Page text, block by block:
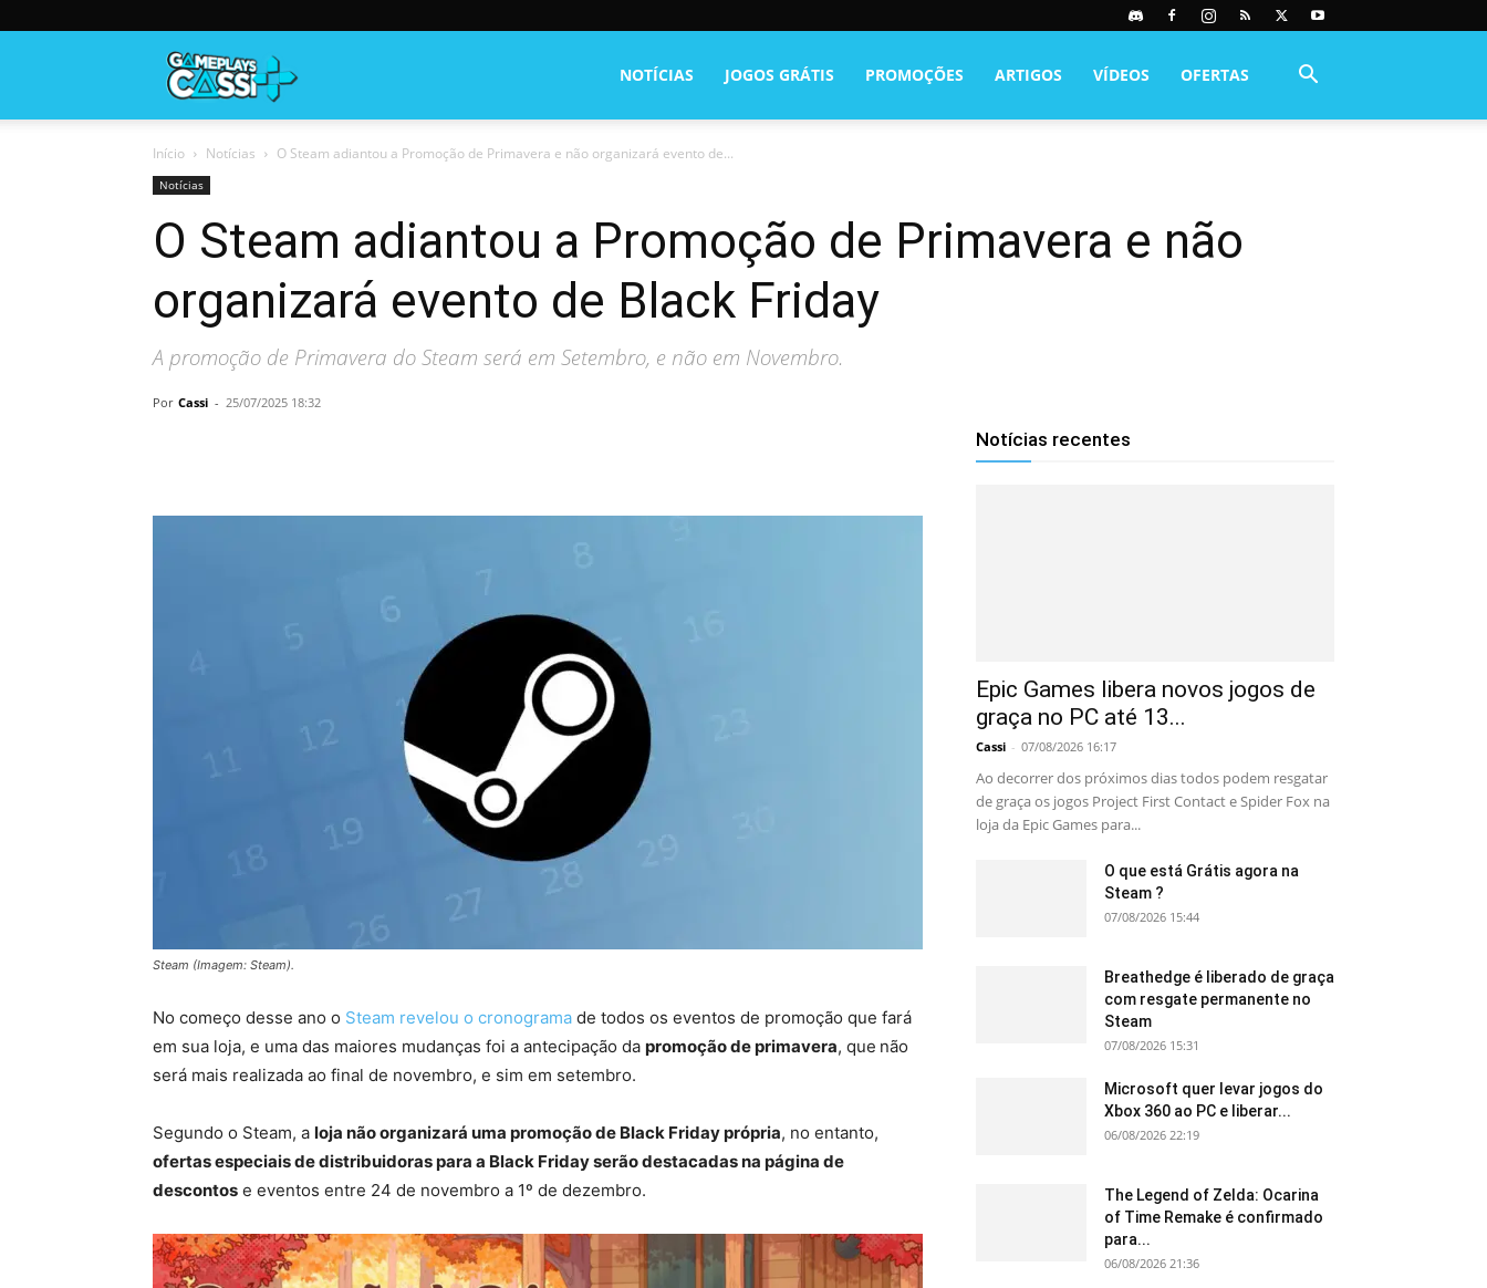
NOTÍCIAS JOGOS GRÁTIS PROMOÇÕES ARTIGOS VÍDEOS OFERTAS
Início Notícias O Steam adiantou a Promoção de Primavera e não organizará evento de...
Notícias
O Steam adiantou a Promoção de Primavera e não
organizará evento de Black Friday
A promoção de Primavera do Steam será em Setembro, e não em Novembro.
Por Cassi - 25/07/2025 18:32
Steam (Imagem: Steam).
No começo desse ano o Steam revelou o cronograma de todos os eventos de promoção que fará
em sua loja, e uma das maiores mudanças foi a antecipação da promoção de primavera, que não
será mais realizada ao final de novembro, e sim em setembro.
Segundo o Steam, a loja não organizará uma promoção de Black Friday própria, no entanto,
ofertas especiais de distribuidoras para a Black Friday serão destacadas na página de
descontos e eventos entre 24 de novembro a 1º de dezembro.
Notícias recentes
Epic Games libera novos jogos de
graça no PC até 13...
Cassi - 07/08/2026 16:17
Ao decorrer dos próximos dias todos podem resgatar
de graça os jogos Project First Contact e Spider Fox na
loja da Epic Games para...
O que está Grátis agora na
Steam ?
07/08/2026 15:44
Breathedge é liberado de graça
com resgate permanente no
Steam
07/08/2026 15:31
Microsoft quer levar jogos do
Xbox 360 ao PC e liberar...
06/08/2026 22:19
The Legend of Zelda: Ocarina
of Time Remake é confirmado
para...
06/08/2026 21:36